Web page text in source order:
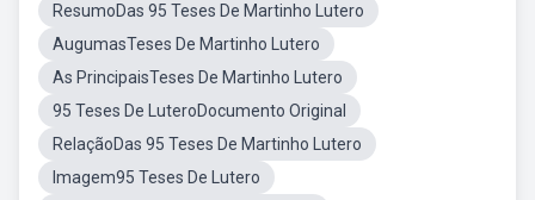
ResumoDas 95 Teses De Martinho Lutero
AugumasTeses De Martinho Lutero
As PrincipaisTeses De Martinho Lutero
95 Teses De LuteroDocumento Original
RelaçãoDas 95 Teses De Martinho Lutero
Imagem95 Teses De Lutero